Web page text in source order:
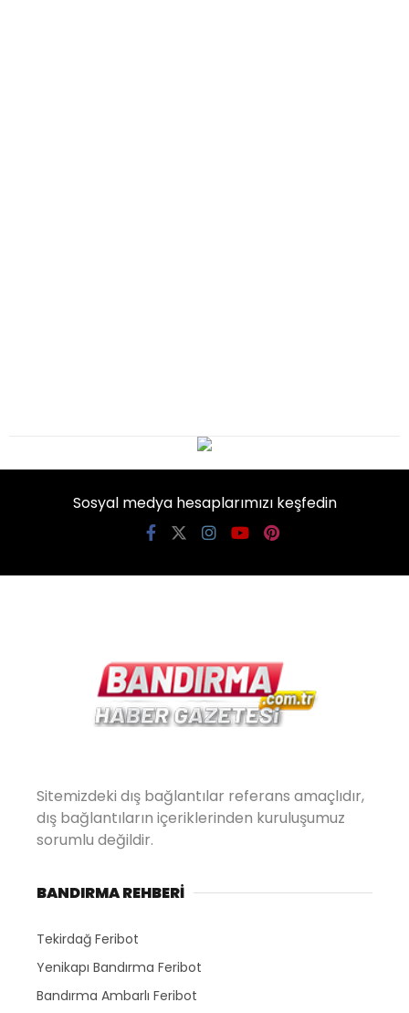
Sosyal medya hesaplarımızı keşfedin
Sitemizdeki dış bağlantılar referans amaçlıdır,
dış bağlantıların içeriklerinden kuruluşumuz
sorumlu değildir.
BANDIRMA REHBERİ
Tekirdağ Feribot
Yenikapı Bandırma Feribot
Bandırma Ambarlı Feribot